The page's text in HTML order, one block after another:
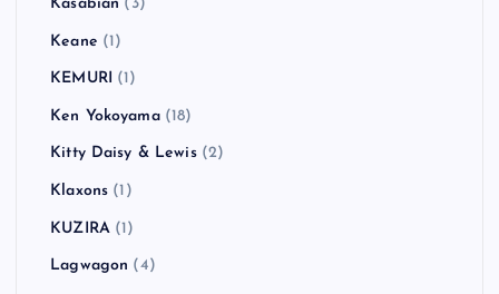
Kasabian (3)
Keane (1)
KEMURI (1)
Ken Yokoyama(18)
Kitty Daisy & Lewis(2)
Klaxons (1)
KUZIRA(1)
Lagwagon (4)